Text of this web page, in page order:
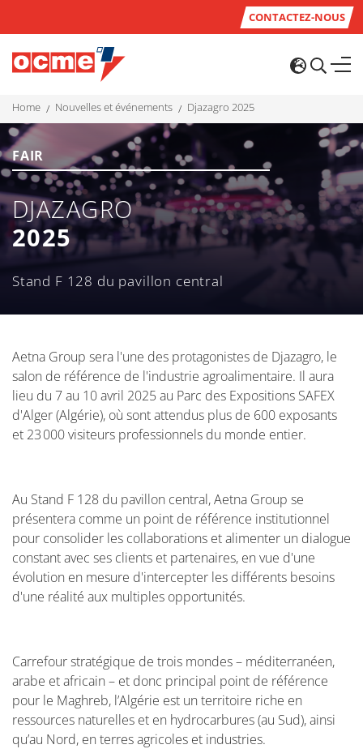
CONTACTEZ-NOUS
home nouvelles et événements djazagro 2025
FAIR
DJAZAGRO
2025
Stand F 128 du pavillon central
Aetna Group sera l'une des protagonistes de Djazagro, le
salon de référence de l'industrie agroalimentaire. Il aura
lieu du 7 au 10 avril 2025 au Parc des Expositions SAFEX
d'Alger (Algérie), où sont attendus plus de 600 exposants
et 23 000 visiteurs professionnels du monde entier.
Au Stand F 128 du pavillon central, Aetna Group se
présentera comme un point de référence institutionnel
pour consolider les collaborations et alimenter un dialogue
constant avec ses clients et partenaires, en vue d'une
évolution en mesure d'intercepter les différents besoins
d'une réalité aux multiples opportunités.
Carrefour stratégique de trois mondes – méditerranéen,
arabe et africain – et donc principal point de référence
pour le Maghreb, l’Algérie est un territoire riche en
ressources naturelles et en hydrocarbures (au Sud), ainsi
qu’au Nord, en terres agricoles et industries.